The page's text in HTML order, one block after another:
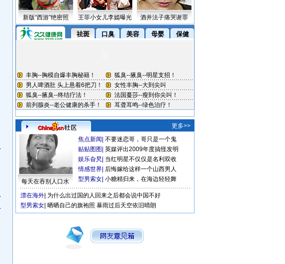
新版“西游”绝密照 王菲小女儿李嫣曝光 酒井法子痛哭谢罪
更多>>
每天在吞别人口水
焦点新闻 不要迷恋哥，哥只是一个鬼
贴贴图图 英媒评出2009年度搞怪发明
娱乐旮旯 当红明星不仅仅是名利双收
情感世界 后悔嫁给这样一个山西男人
型男索女 小糖精归来，在海边轻轻舞
漂在海外 为什么出过国的人回来之后都会说中国不好
型男索女 晒晒自己的旗袍照 暴雨过后天空依旧晴朗